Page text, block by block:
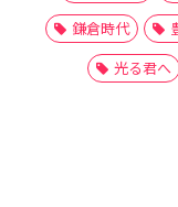
鎌倉時代
光る君へ